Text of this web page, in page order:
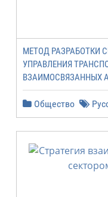
МЕТОД РАЗРАБОТКИ
УПРАВЛЕНИЯ
ВЗАИМОСВЯЗАННЫХ
Общество